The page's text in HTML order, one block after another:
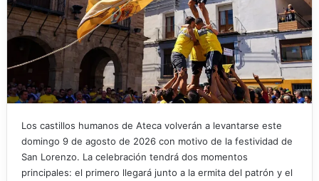
Los castillos humanos de Ateca volverán a levantarse este
domingo 9 de agosto de 2026 con motivo de la festividad de
San Lorenzo. La celebración tendrá dos momentos
principales: el primero llegará junto a la ermita del patrón y el